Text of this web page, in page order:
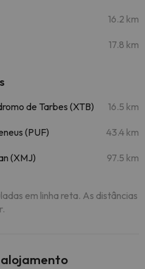
16.2 km
17.8 km
de Tarbes (XTB) 16.5 km
(PUF) 43.4 km
(XMJ) 97.5 km
em linha reta. As distâncias